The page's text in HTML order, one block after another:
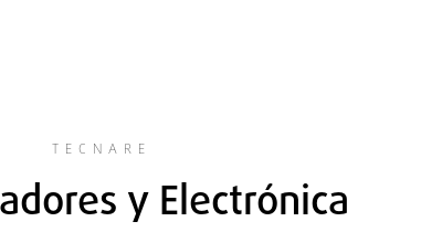
TECNARE
y Electrónica